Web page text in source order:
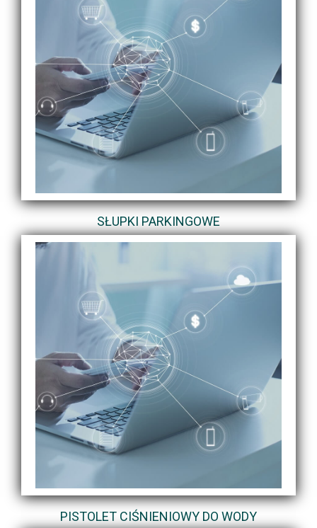
SŁUPKI PARKINGOWE
PISTOLET CIŚNIENIOWY DO WODY